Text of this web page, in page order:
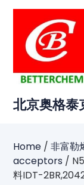
Skip
content
北京奥格泰
Home /非富勒
acceptors /
料IDT-